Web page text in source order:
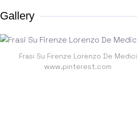
Gallery
Frasi Su Firenze Lorenzo De Medici
www.pinterest.com